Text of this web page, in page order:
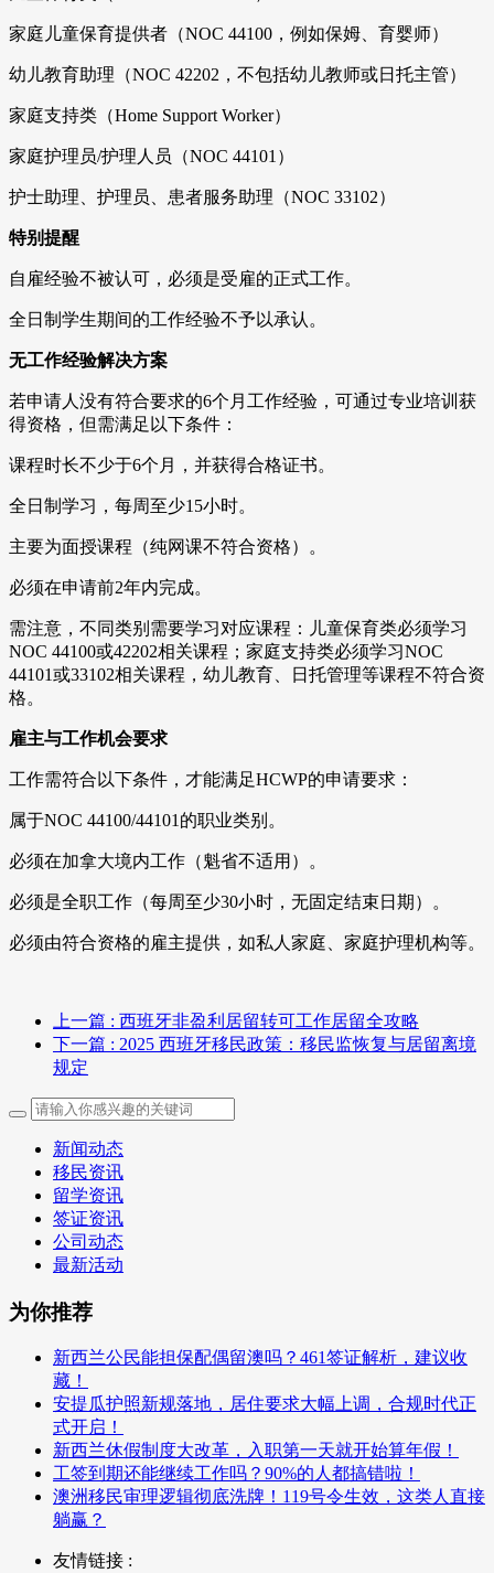
家庭儿童保育提供者（NOC 44100，例如保姆、育婴师）
幼儿教育助理（NOC 42202，不包括幼儿教师或日托主管）
家庭支持类（Home Support Worker）
家庭护理员/护理人员（NOC 44101）
护士助理、护理员、患者服务助理（NOC 33102）
特别提醒
自雇经验不被认可，必须是受雇的正式工作。
全日制学生期间的工作经验不予以承认。
无工作经验解决方案
若申请人没有符合要求的6个月工作经验，可通过专业培训获
得资格，但需满足以下条件：
课程时长不少于6个月，并获得合格证书。
全日制学习，每周至少15小时。
主要为面授课程（纯网课不符合资格）。
必须在申请前2年内完成。
需注意，不同类别需要学习对应课程：儿童保育类必须学习
NOC 44100或42202相关课程；家庭支持类必须学习NOC
44101或33102相关课程，幼儿教育、日托管理等课程不符合资
格。
雇主与工作机会要求
工作需符合以下条件，才能满足HCWP的申请要求：
属于NOC 44100/44101的职业类别。
必须在加拿大境内工作（魁省不适用）。
必须是全职工作（每周至少30小时，无固定结束日期）。
必须由符合资格的雇主提供，如私人家庭、家庭护理机构等。
上一篇 : 西班牙非盈利居留转可工作居留全攻略
下一篇 : 2025 西班牙移民政策：移民监恢复与居留离境
规定
新闻动态
移民资讯
留学资讯
签证资讯
公司动态
最新活动
为你推荐
新西兰公民能担保配偶留澳吗？461签证解析，建议收
藏！
安提瓜护照新规落地，居住要求大幅上调，合规时代正
式开启！
新西兰休假制度大改革，入职第一天就开始算年假！
工签到期还能继续工作吗？90%的人都搞错啦！
澳洲移民审理逻辑彻底洗牌！119号令生效，这类人直接
躺赢？
友情链接 :